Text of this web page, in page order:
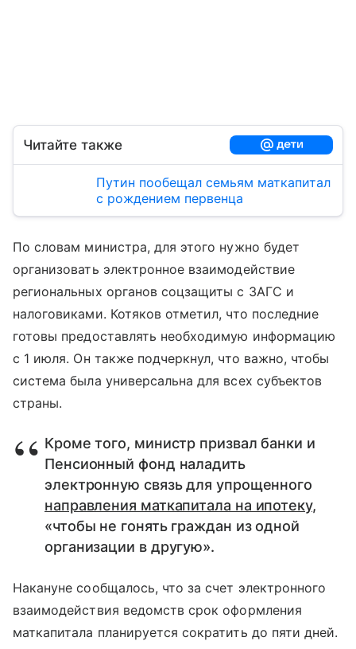
Читайте также
Путин пообещал семьям маткапитал
с рождением первенца
По словам министра, для этого нужно будет
организовать электронное взаимодействие
региональных органов соцзащиты с ЗАГС и
налоговиками. Котяков отметил, что последние
готовы предоставлять необходимую информацию
с 1 июля. Он также подчеркнул, что важно, чтобы
система была универсальна для всех субъектов
страны.
Кроме того, министр призвал банки и
Пенсионный фонд наладить
электронную связь для упрощенного
направления маткапитала на ипотеку,
«чтобы не гонять граждан из одной
организации в другую».
Накануне сообщалось, что за счет электронного
взаимодействия ведомств срок оформления
маткапитала планируется сократить до пяти дней.